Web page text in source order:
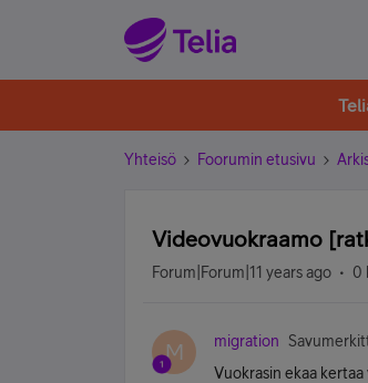
Yhteisö Foorumin etusivu
Videovuokraamo
Forum|Forum|11 years ago 0
M migration
Vuokrasin ekaa